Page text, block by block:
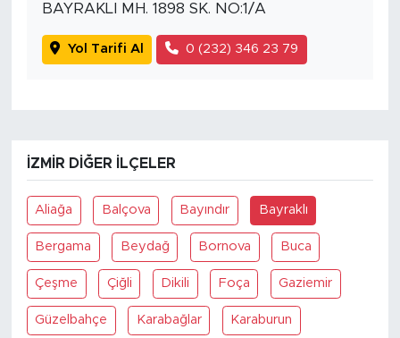
BAYRAKLI MH. 1898 SK. NO:1/A
Yol Tarifi Al 0 (232) 346 23 79
İZMIR DIĞER İLÇELER
Aliağa Balçova Bayındır Bayraklı
Bergama Beydağ Bornova Buca
Çeşme Çiğli Dikili Foça Gaziemir
Güzelbahçe Karabağlar Karaburun